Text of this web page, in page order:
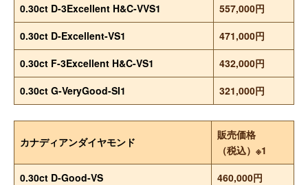
0.30ct D-3Excellent H&C-VVS1
557,000円
0.30ct D-Excellent-VS1
471,000円
0.30ct F-3Excellent H&C-VS1
432,000円
0.30ct G-VeryGood-SI1
321,000円
カナディアンダイヤモンド
販売価格
（税込）※1
0.30ct D-Good-VS
460,000円